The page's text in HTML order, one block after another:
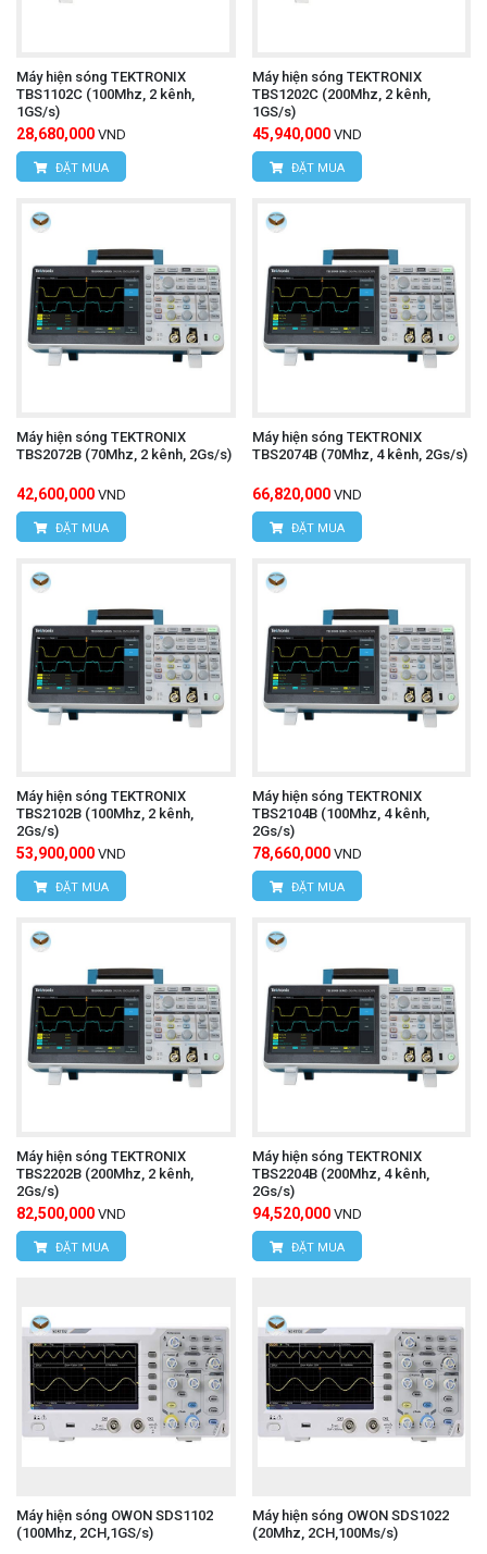
Máy hiện sóng TEKTRONIX
TBS1102C (100Mhz, 2 kênh,
1GS/s)
28,680,000 VND
ĐẶT MUA
Máy hiện sóng TEKTRONIX
TBS1202C (200Mhz, 2 kênh,
1GS/s)
45,940,000 VND
ĐẶT MUA
Máy hiện sóng TEKTRONIX
TBS2072B (70Mhz, 2 kênh, 2Gs/s)
42,600,000 VND
ĐẶT MUA
Máy hiện sóng TEKTRONIX
TBS2074B (70Mhz, 4 kênh, 2Gs/s)
66,820,000 VND
ĐẶT MUA
Máy hiện sóng TEKTRONIX
TBS2102B (100Mhz, 2 kênh,
2Gs/s)
53,900,000 VND
ĐẶT MUA
Máy hiện sóng TEKTRONIX
TBS2104B (100Mhz, 4 kênh,
2Gs/s)
78,660,000 VND
ĐẶT MUA
Máy hiện sóng TEKTRONIX
TBS2202B (200Mhz, 2 kênh,
2Gs/s)
82,500,000 VND
ĐẶT MUA
Máy hiện sóng TEKTRONIX
TBS2204B (200Mhz, 4 kênh,
2Gs/s)
94,520,000 VND
ĐẶT MUA
Máy hiện sóng OWON SDS1102
(100Mhz, 2CH,1GS/s)
Máy hiện sóng OWON SDS1022
(20Mhz, 2CH,100Ms/s)